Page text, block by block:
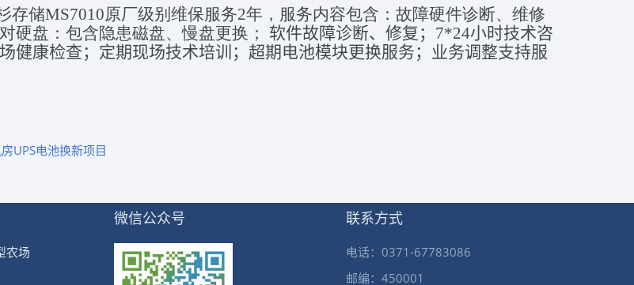
存储MS7010原厂级别维保服务2年，服务内容包含：故障硬件诊断、维修
硬盘：包含隐患磁盘、慢盘更换；
软件故障诊断、修复；7*24小时技术咨
健康检查；定期现场技术培训；超期电池模块更换服务；业务调整支持服
UPS电池换新项目
农场
微信公众号 联系方式
电话：0371-67783086
邮编：450001